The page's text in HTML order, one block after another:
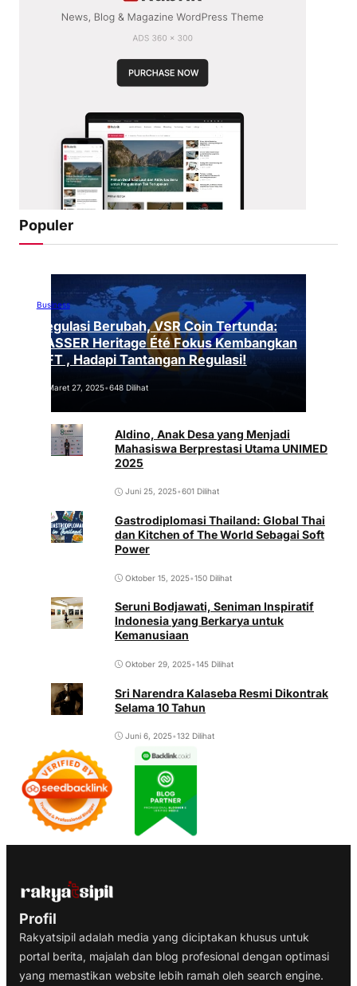
Populer
Business
Regulasi Berubah, VSR Coin Tertunda:
VASSER Heritage Été Fokus Kembangkan
NFT , Hadapi Tantangan Regulasi!
Maret 27, 2025•648 Dilihat
Aldino, Anak Desa yang Menjadi
Mahasiswa Berprestasi Utama UNIMED
2025
Juni 25, 2025•601 Dilihat
Gastrodiplomasi Thailand: Global Thai
dan Kitchen of The World Sebagai Soft
Power
Oktober 15, 2025•150 Dilihat
Seruni Bodjawati, Seniman Inspiratif
Indonesia yang Berkarya untuk
Kemanusiaan
Oktober 29, 2025•145 Dilihat
Sri Narendra Kalaseba Resmi Dikontrak
Selama 10 Tahun
Juni 6, 2025•132 Dilihat
Profil
Rakyatsipil adalah media yang diciptakan khusus untuk
portal berita, majalah dan blog profesional dengan optimasi
yang memastikan website lebih ramah oleh search engine.